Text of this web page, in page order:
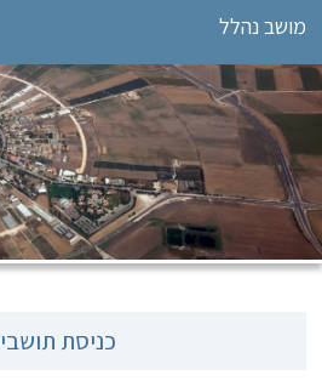
מושב נהלל
כניסת